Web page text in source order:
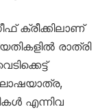
ക്രീക്കിലാണ്
രാത്രി
എന്നിവ